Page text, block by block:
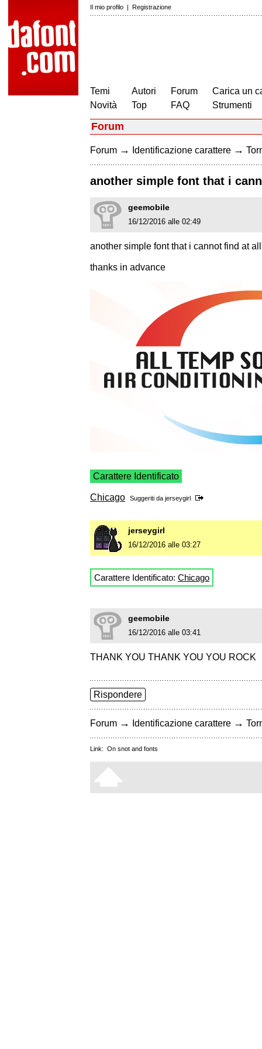
Il mio profilo | Registrazione
Temi
Novità
Autori
Top
Forum
FAQ
Carica un
Strumenti
Forum
Forum → Identificazione carattere →
another simple font that i
geemobile
16/12/2016 alle 02:49
another simple font that i cannot find at all
thanks in advance
Carattere Identificato
Chicago Suggeriti da jerseygirl
jerseygirl
16/12/2016 alle 03:27
Carattere Identificato: Chicago
geemobile
16/12/2016 alle 03:41
THANK YOU THANK YOU YOU ROCK
Rispondere
Forum → Identificazione carattere →
Link: On snot and fonts